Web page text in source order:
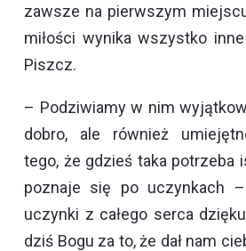
zawsze na pierwszym
miłości wynika wszystko
Piszcz.
– Podziwiamy w nim
dobro, ale również
tego, że gdzieś taka potrzeba
poznaje się po uczynkach
uczynki z całego serca
dziś Bogu za to, że dał nam